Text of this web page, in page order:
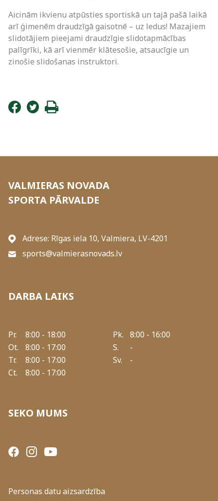
Aicinām ikvienu atpūsties sportiskā un tajā pašā laikā
arī ģimenēm draudzīgā gaisotnē – uz ledus! Mazajiem
slidotājiem pieejami draudzīgie slidotapmācības
palīgrīki, kā arī vienmēr klātesošie, atsaucīgie un
zinošie slidošanas instruktori.
VALMIERAS NOVADA
SPORTA PĀRVALDE
Adrese: Rīgas iela 10, Valmiera, LV-4201
sports@valmierasnovads.lv
DARBA LAIKS
Pr.
8:00 - 18:00
Ot.
8:00 - 17:00
Tr.
8:00 - 17:00
Ct.
8:00 - 17:00
Pk.
8:00 - 16:00
S.
-
Sv.
-
SEKO MUMS
Personas datu aizsardzība